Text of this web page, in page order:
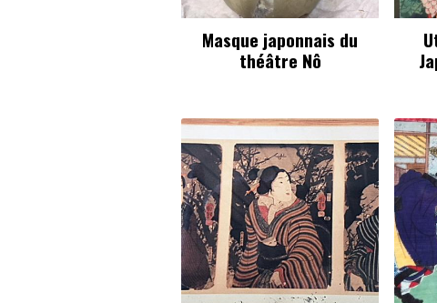
Masque japonnais du
théâtre Nô